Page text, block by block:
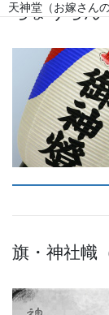
ちょうちん
旗・神社幟
天神堂（お嫁さん
神様と敬われてい
だと思われます。
堂が飾られます。
◆「こぶた」とは
料理のほかに、昔
入りの袋も添えら
ったものを「こぶ
お膳を神様にお供
日に再び同様の「